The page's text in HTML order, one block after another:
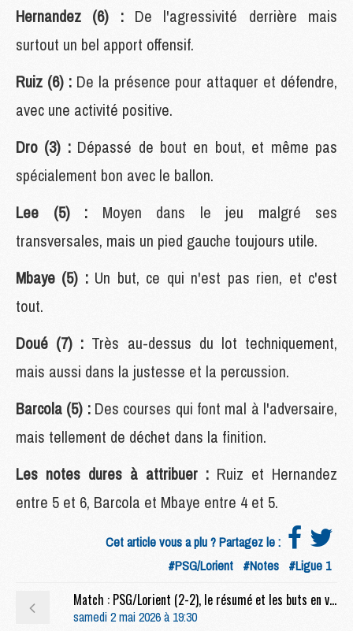
Hernandez (6) : De l'agressivité derrière mais
surtout un bel apport offensif.
Ruiz (6) : De la présence pour attaquer et défendre,
avec une activité positive.
Dro (3) : Dépassé de bout en bout, et même pas
spécialement bon avec le ballon.
Lee (5) : Moyen dans le jeu malgré ses
transversales, mais un pied gauche toujours utile.
Mbaye (5) : Un but, ce qui n'est pas rien, et c'est
tout.
Doué (7) : Très au-dessus du lot techniquement,
mais aussi dans la justesse et la percussion.
Barcola (5) : Des courses qui font mal à l'adversaire,
mais tellement de déchet dans la finition.
Les notes dures à attribuer : Ruiz et Hernandez
entre 5 et 6, Barcola et Mbaye entre 4 et 5.
Cet article vous a plu ? Partagez le :
#PSG/Lorient #Notes #Ligue 1
Match : PSG/Lorient (2-2), le résumé et les buts en video
samedi 2 mai 2026 à 19:30